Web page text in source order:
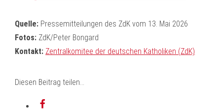
Quelle: Pressemitteilungen des ZdK vom 13. Mai 2026
Fotos: ZdK/Peter Bongard
Kontakt: Zentralkomitee der deutschen Katholiken (ZdK)
Diesen Beitrag teilen...